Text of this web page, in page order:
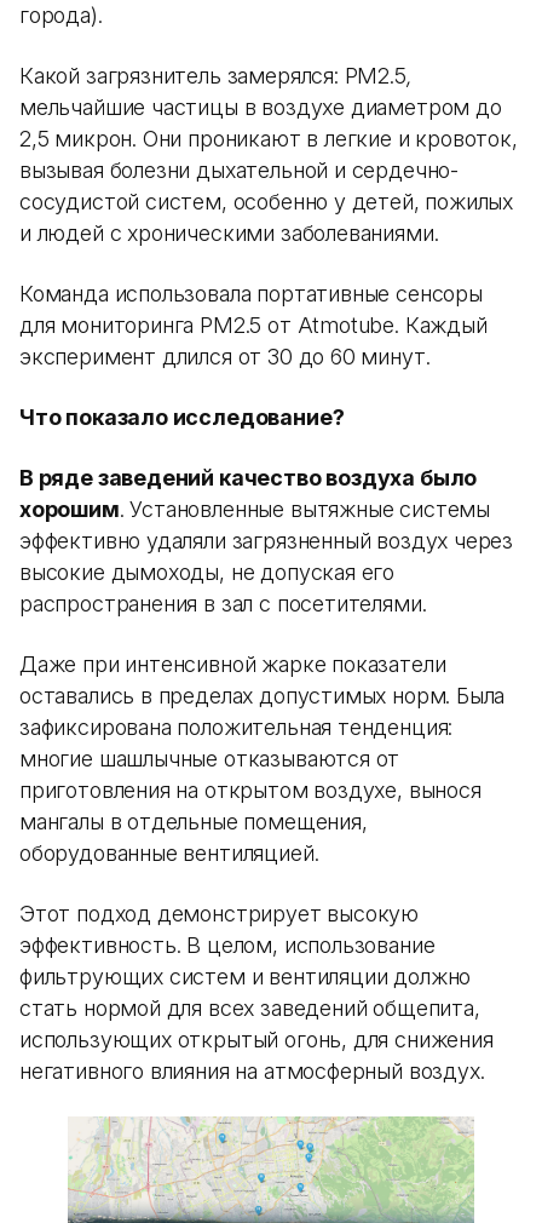
города).
Какой загрязнитель замерялся: PM2.5,
мельчайшие частицы в воздухе диаметром до
2,5 микрон. Они проникают в легкие и кровоток,
вызывая болезни дыхательной и сердечно-
сосудистой систем, особенно у детей, пожилых
и людей с хроническими заболеваниями.
Команда использовала портативные сенсоры
для мониторинга PM2.5 от Atmotube. Каждый
эксперимент длился от 30 до 60 минут.
Что показало исследование?
В ряде заведений качество воздуха было
хорошим. Установленные вытяжные системы
эффективно удаляли загрязненный воздух через
высокие дымоходы, не допуская его
распространения в зал с посетителями.
Даже при интенсивной жарке показатели
оставались в пределах допустимых норм. Была
зафиксирована положительная тенденция:
многие шашлычные отказываются от
приготовления на открытом воздухе, вынося
мангалы в отдельные помещения,
оборудованные вентиляцией.
Этот подход демонстрирует высокую
эффективность. В целом, использование
фильтрующих систем и вентиляции должно
стать нормой для всех заведений общепита,
использующих открытый огонь, для снижения
негативного влияния на атмосферный воздух.